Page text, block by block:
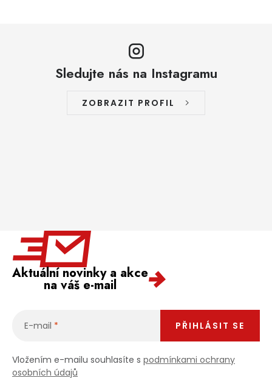
Sledujte nás na Instagramu
ZOBRAZIT PROFIL
Aktuální novinky a akce
na váš e-mail
E-mail
Vložením e-mailu souhlasíte s podmínkami ochrany
osobních údajů
PŘIHLÁSIT SE